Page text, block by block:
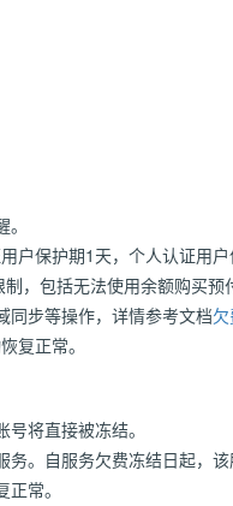
保护期1天，个人认证用
，包括无法使用余额购买
同步等操作，详情参考文档
复正常。
将直接被冻结。
。自服务欠费冻结日起，
常。